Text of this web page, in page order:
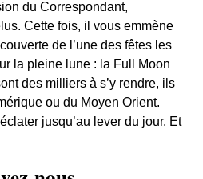
du Correspondant,
Cette fois, il vous emmène
de l’une des fêtes les
la pleine lune : la Full Moon
des milliers à s’y rendre, ils
ou du Moyen Orient.
jusqu’au lever du jour. Et